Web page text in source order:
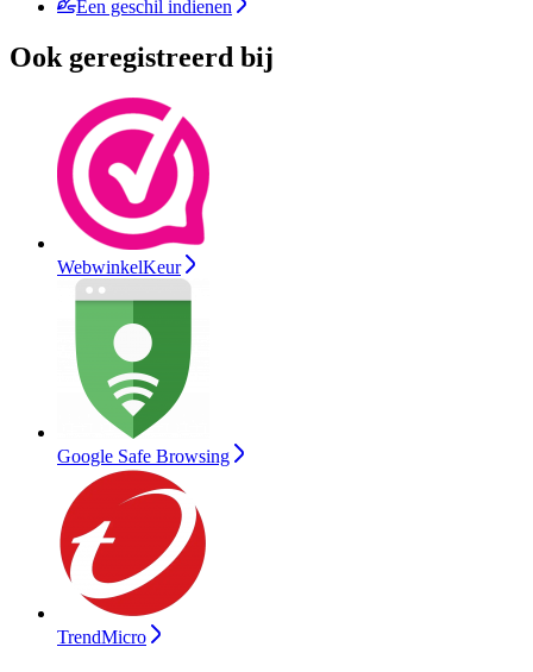
Een geschil indienen
Ook geregistreerd bij
WebwinkelKeur
Google Safe Browsing
TrendMicro